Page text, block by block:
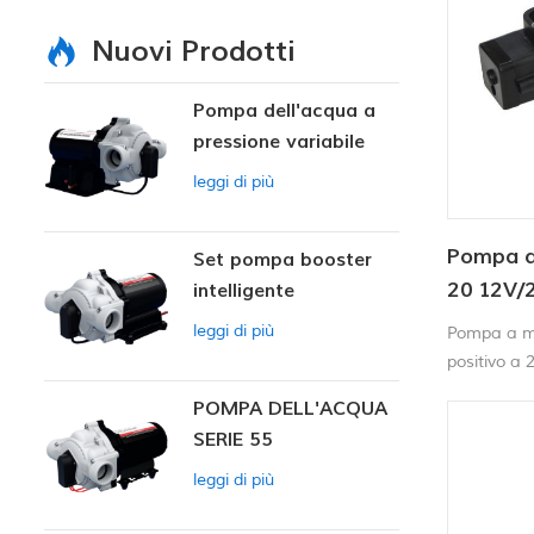
Pompa
20 12V/
Pompa a
positivo a
senza
al minuto.
Nuovi Prodotti
Pompa dell'acqua a
pressione variabile
intelligente
leggi di più
Set pompa booster
intelligente
leggi di più
POMPA DELL'ACQUA
SERIE 55
leggi di più